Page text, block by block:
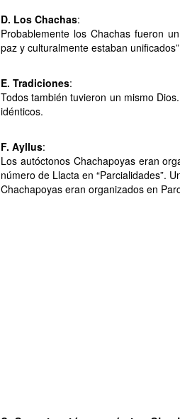
D. Los Chachas:
Probablemente los Chachas fueron
paz y culturalmente estaban
E. Tradiciones:
Todos también tuvieron un mismo
idénticos.
F. Ayllus:
Los autóctonos Chachapoyas eran
número de Llacta en “Parcialidades”.
Chachapoyas eran organizados en